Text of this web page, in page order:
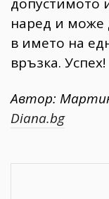
допустимото
наред и може
в името на
връзка. Успех!
Автор:
Diana.bg